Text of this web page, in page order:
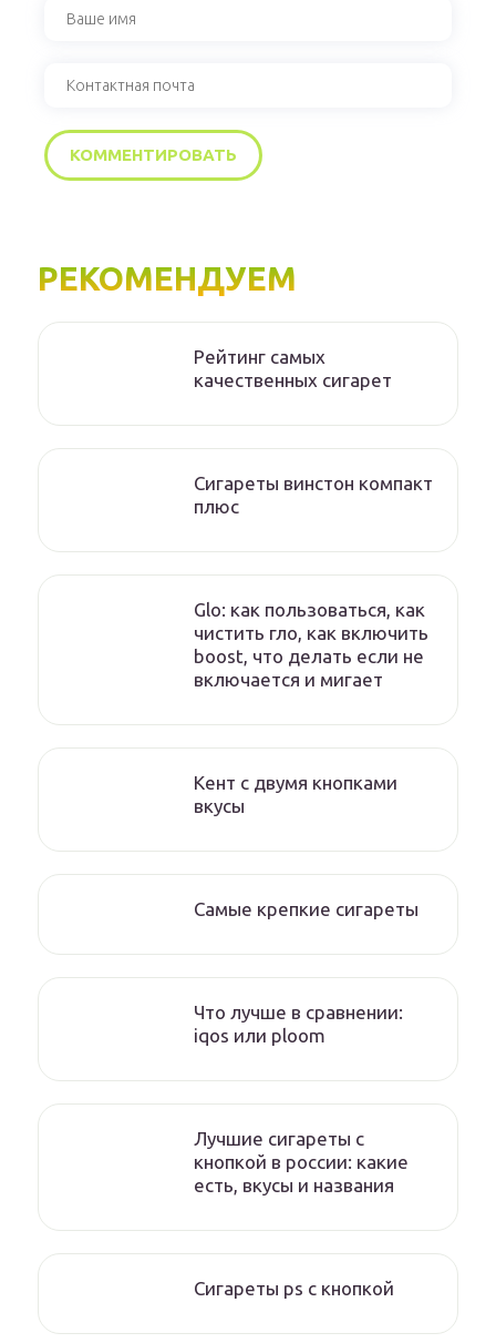
РЕКОМЕНДУЕМ
Рейтинг самых
качественных сигарет
Сигареты винстон компакт
плюс
Glo: как пользоваться, как
чистить гло, как включить
boost, что делать если не
включается и мигает
Кент с двумя кнопками
вкусы
Самые крепкие сигареты
Что лучше в сравнении:
iqos или ploom
Лучшие сигареты с
кнопкой в россии: какие
есть, вкусы и названия
Сигареты ps с кнопкой